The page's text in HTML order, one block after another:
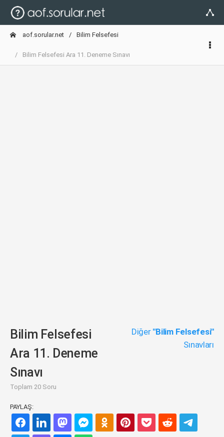
aof.sorular.net Bilim Felsefesi
Bilim Felsefesi Ara 11. Deneme Sınavı
Bilim Felsefesi
Ara 11. Deneme
Sınavı
Toplam 20 Soru
Diğer "Bilim Felsefesi"
Sınavları
PAYLAŞ: